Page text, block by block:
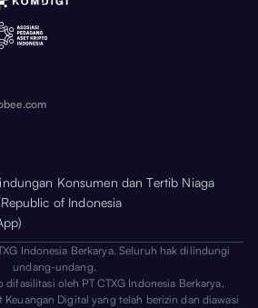
Konsumen dan Tertib Niaga
of Indonesia
Indonesia Berkarya. Seluruh hak dilindungi
undang-undang.
difasilitasi oleh PT CTXG Indonesia Berkarya,
Keuangan Digital yang telah berizin dan diawasi